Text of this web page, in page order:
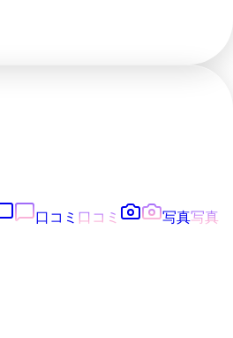
口コミ 口コミ 写真写真